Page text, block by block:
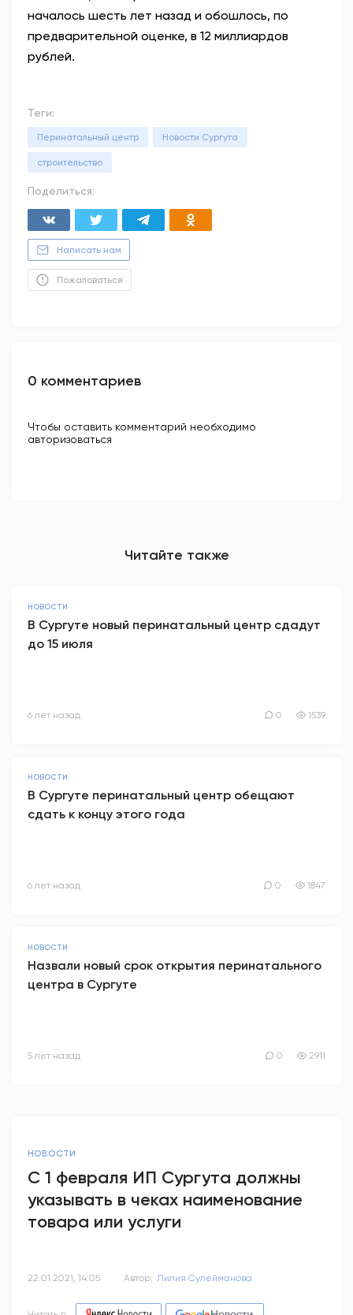
началось шесть лет назад и обошлось, по
предварительной оценке, в 12 миллиардов
рублей.
Теги:
Перинатальный центр Новости Сургута
строительство
Поделиться:
Написать нам
Пожаловаться
0 комментариев
Чтобы оставить комментарий необходимо
авторизоваться
Читайте также
НОВОСТИ
В Сургуте новый перинатальный центр сдадут
до 15 июля
6 лет назад 0 1539
НОВОСТИ
В Сургуте перинатальный центр обещают
сдать к концу этого года
6 лет назад 0 1847
НОВОСТИ
Назвали новый срок открытия перинатального
центра в Сургуте
5 лет назад 0 2911
НОВОСТИ
С 1 февраля ИП Сургута должны
указывать в чеках наименование
товара или услуги
22.01.2021, 14:05 Автор: Лилия Сулейманова